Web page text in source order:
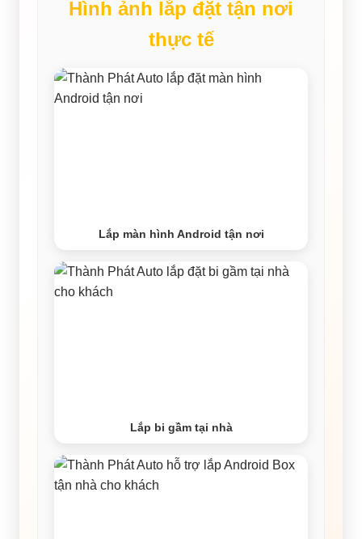
Hình ảnh lắp đặt tận nơi
thực tế
Lắp màn hình Android tận nơi
Lắp bi gầm tại nhà